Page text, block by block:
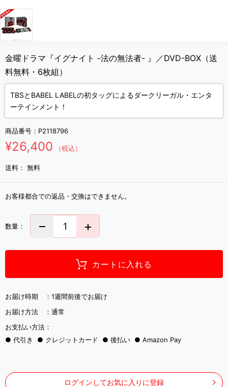
金曜ドラマ『イグナイト -法の無法者- 』／DVD-BOX（送
料無料・6枚組）
TBSとBABEL LABELの初タッグによるダークリーガル・エンタ
ーテインメント！
商品番号： P2118796
¥26,400 （税込）
送料： 無料
お客様都合での返品・交換はできません。
数量：
カートに入れる
お届け時期 ： 1週間前後でお届け
お届け方法 ： 通常
お支払い方法：
代引き
クレジットカード 後払い Amazon Pay
ログインしてお気に入りに登録